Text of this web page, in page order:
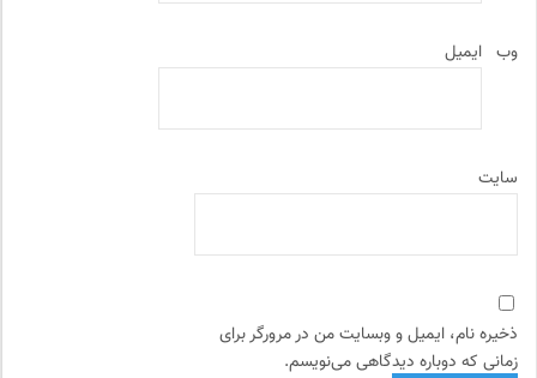
ایمیل وب‌
سایت
ذخیره نام، ایمیل و وبسایت من در مرورگر برای
زمانی که دوباره دیدگاهی می‌نویسم.